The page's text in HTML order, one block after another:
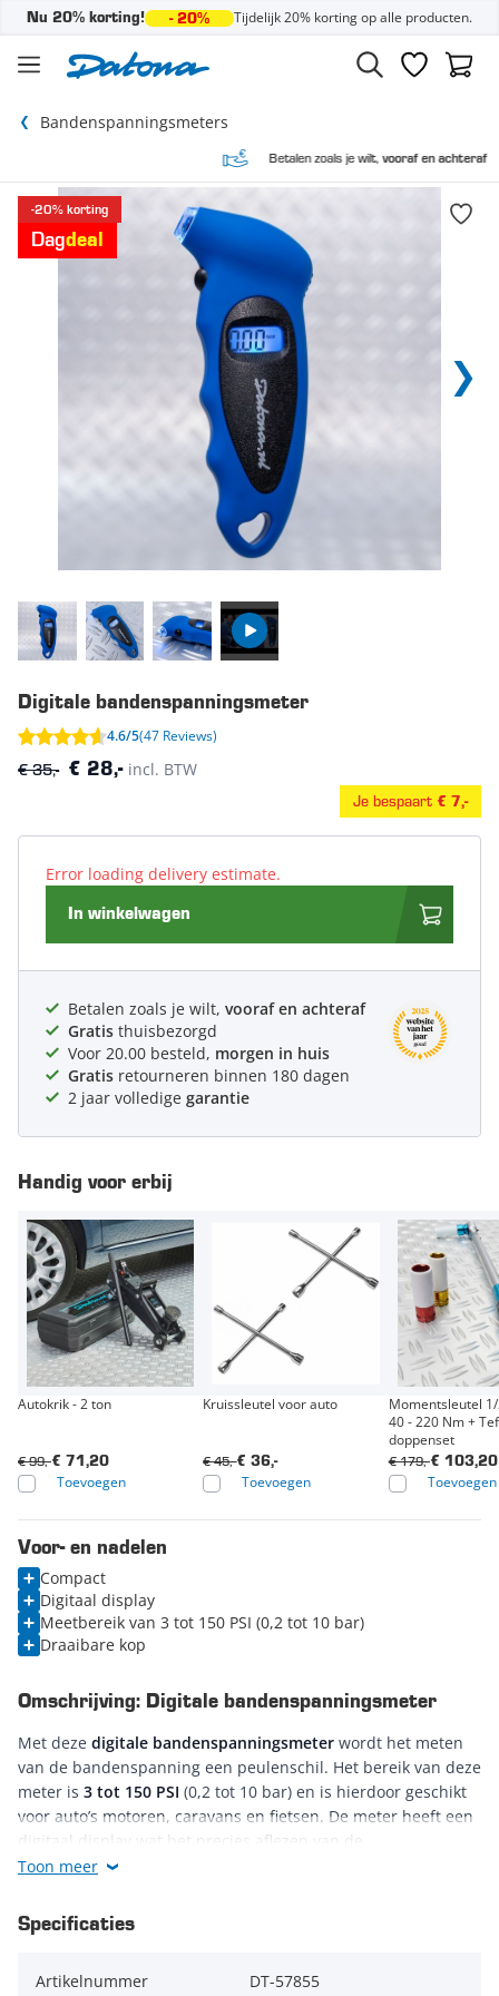
Nu 20% korting! - 20% Tijdelijk 20% korting op alle producten.
Verlanglijst
Bandenspanningsmeters
Betalen zoals je wilt,vooraf en achteraf
-20% korting
Dagdeal
Digitale bandenspanningsmeter
4.6/5(47 Reviews)
€ 35,- € 28,- incl. BTW
Je bespaart € 7,-
Error loading delivery estimate.
In winkelwagen
Betalen zoals je wilt, vooraf en achteraf
Gratis thuisbezorgd
Voor 20.00 besteld, morgen in huis
Gratis retourneren binnen 180 dagen
2 jaar volledige garantie
Handig voor erbij
Autokrik - 2 ton
€ 71,20
€ 99,-
Toevoegen
Kruissleutel voor auto
€ 36,-
€ 45,-
Toevoegen
Momentsleutel
40 - 220 Nm +
doppenset
€ 103,20
€ 179,-
Toevoegen
Voor- en nadelen
Compact
Digitaal display
Meetbereik van 3 tot 150 PSI (0,2 tot 10 bar)
Draaibare kop
Omschrijving: Digitale bandenspanningsmeter
Met deze digitale bandenspanningsmeter wordt het meten
van de bandenspanning een peulenschil. Het bereik van deze
meter is 3 tot 150 PSI (0,2 tot 10 bar) en is hierdoor geschikt
voor auto’s motoren, caravans en fietsen. De meter heeft een
digitaal display wat het precies aflezen van de
bandenspanning mogelijk maakt. Daarnaast is de
meer zicht tijdens het meten van de bandenspanning. Verder
is de bandenspanningsmeter compact waardoor die
Toon meer
Specificaties
Artikelnummer DT-57855